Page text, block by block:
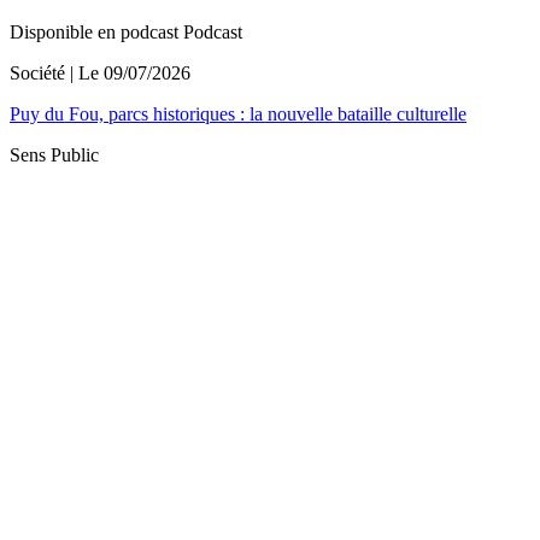
Disponible en podcast Podcast
Société | Le 09/07/2026
Puy du Fou, parcs historiques : la nouvelle bataille culturelle
Sens Public